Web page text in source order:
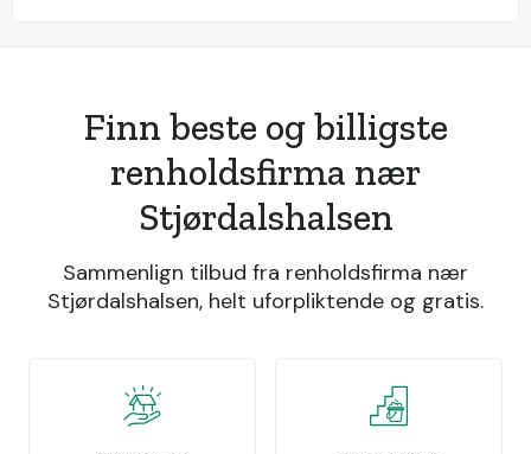
Finn beste og billigste
renholdsfirma nær
Stjørdalshalsen
Sammenlign tilbud fra renholdsfirma nær
Stjørdalshalsen, helt uforpliktende og gratis.